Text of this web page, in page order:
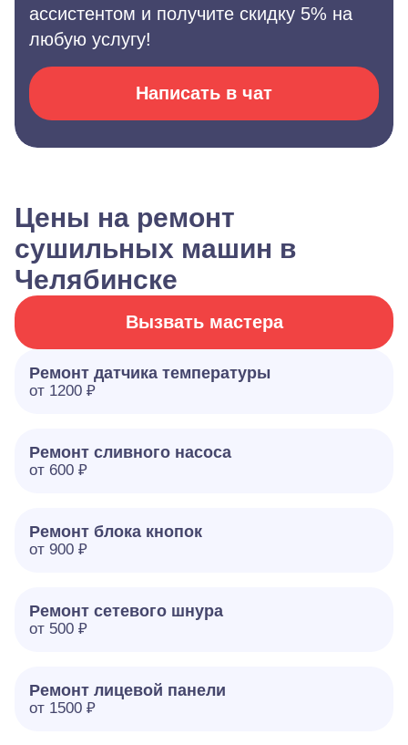
ассистентом и получите скидку 5% на
любую услугу!
Написать в чат
Цены на ремонт
сушильных машин в
Челябинске
Вызвать мастера
Ремонт датчика температуры
от 1200 ₽
Ремонт сливного насоса
от 600 ₽
Ремонт блока кнопок
от 900 ₽
Ремонт сетевого шнура
от 500 ₽
Ремонт лицевой панели
от 1500 ₽